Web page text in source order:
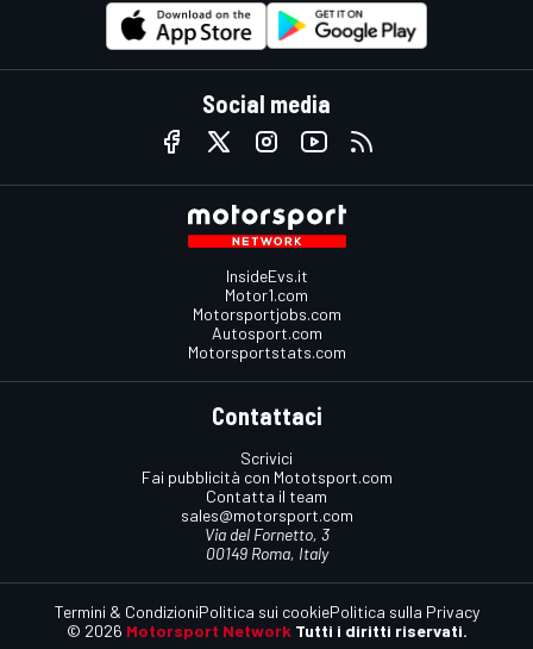
Social media
InsideEvs.it
Motor1.com
Motorsportjobs.com
Autosport.com
Motorsportstats.com
Contattaci
Scrivici
Fai pubblicità con Mototsport.com
Contatta il team
sales@motorsport.com
Via del Fornetto, 3
00149 Roma, Italy
© 2026 Motorsport Network Tutti i diritti riservati.
Termini & CondizioniPolitica sui cookiePolitica sulla Privacy